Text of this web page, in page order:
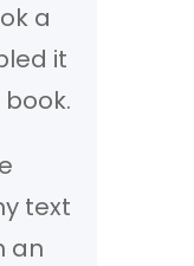
a
it
text
an